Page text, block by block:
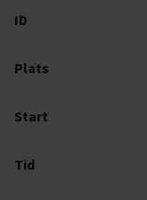
ID
Plats
Start
Tid